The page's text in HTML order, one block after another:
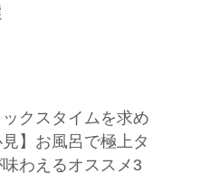
ックスタイムを求め
】お風呂で極上タ
味わえるオススメ3